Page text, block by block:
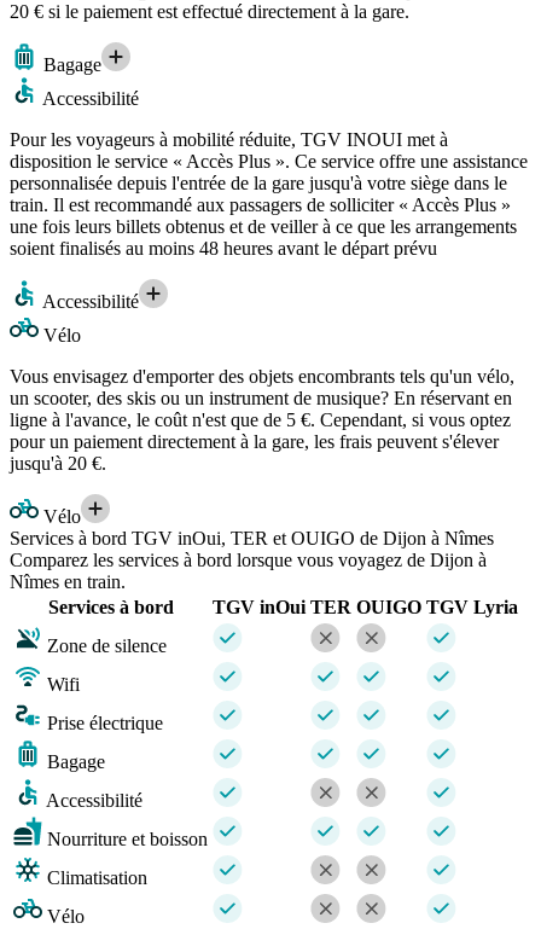
20 € si le paiement est effectué directement à la gare.
Bagage
Accessibilité
Pour les voyageurs à mobilité réduite, TGV INOUI met à
disposition le service « Accès Plus ». Ce service offre une assistance
personnalisée depuis l'entrée de la gare jusqu'à votre siège dans le
train. Il est recommandé aux passagers de solliciter « Accès Plus »
une fois leurs billets obtenus et de veiller à ce que les arrangements
soient finalisés au moins 48 heures avant le départ prévu
Accessibilité
Vélo
Vous envisagez d'emporter des objets encombrants tels qu'un vélo,
un scooter, des skis ou un instrument de musique? En réservant en
ligne à l'avance, le coût n'est que de 5 €. Cependant, si vous optez
pour un paiement directement à la gare, les frais peuvent s'élever
jusqu'à 20 €.
Vélo
Services à bord TGV inOui, TER et OUIGO de Dijon à Nîmes
Comparez les services à bord lorsque vous voyagez de Dijon à
Nîmes en train.
Services à bord
TGV inOui TER OUIGO TGV Lyria
Zone de silence
Wifi
Prise électrique
Bagage
Accessibilité
Nourriture et boisson
Climatisation
Vélo